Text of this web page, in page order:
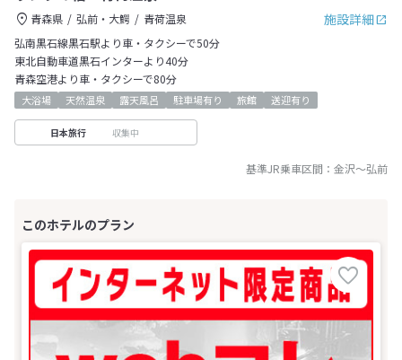
施設詳細
青森県 弘前・大鰐
青荷温泉
弘南黒石線黒石駅より車・タクシーで50分
東北自動車道黒石インターより40分
青森空港より車・タクシーで80分
大浴場 天然温泉 露天風呂 駐車場有り 旅館 送迎有り
日本旅行 収集中
基準JR乗車区間： 金沢～弘前